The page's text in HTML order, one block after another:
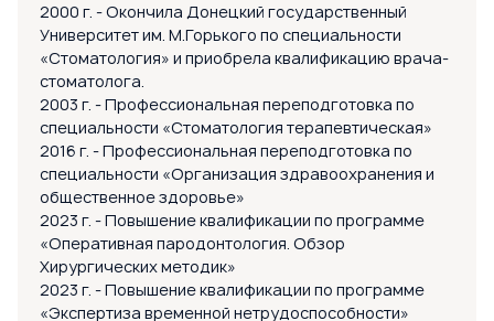
2000 г. - Окончила Донецкий государственный
Университет им. М.Горького по специальности
«Стоматология» и приобрела квалификацию врача-
стоматолога.
2003 г. - Профессиональная переподготовка по
специальности «Стоматология терапевтическая»
2016 г. - Профессиональная переподготовка по
специальности «Организация здравоохранения и
общественное здоровье»
2023 г. - Повышение квалификации по программе
«Оперативная пародонтология. Обзор
Хирургических методик»
2023 г. - Повышение квалификации по программе
«Экспертиза временной нетрудоспособности»